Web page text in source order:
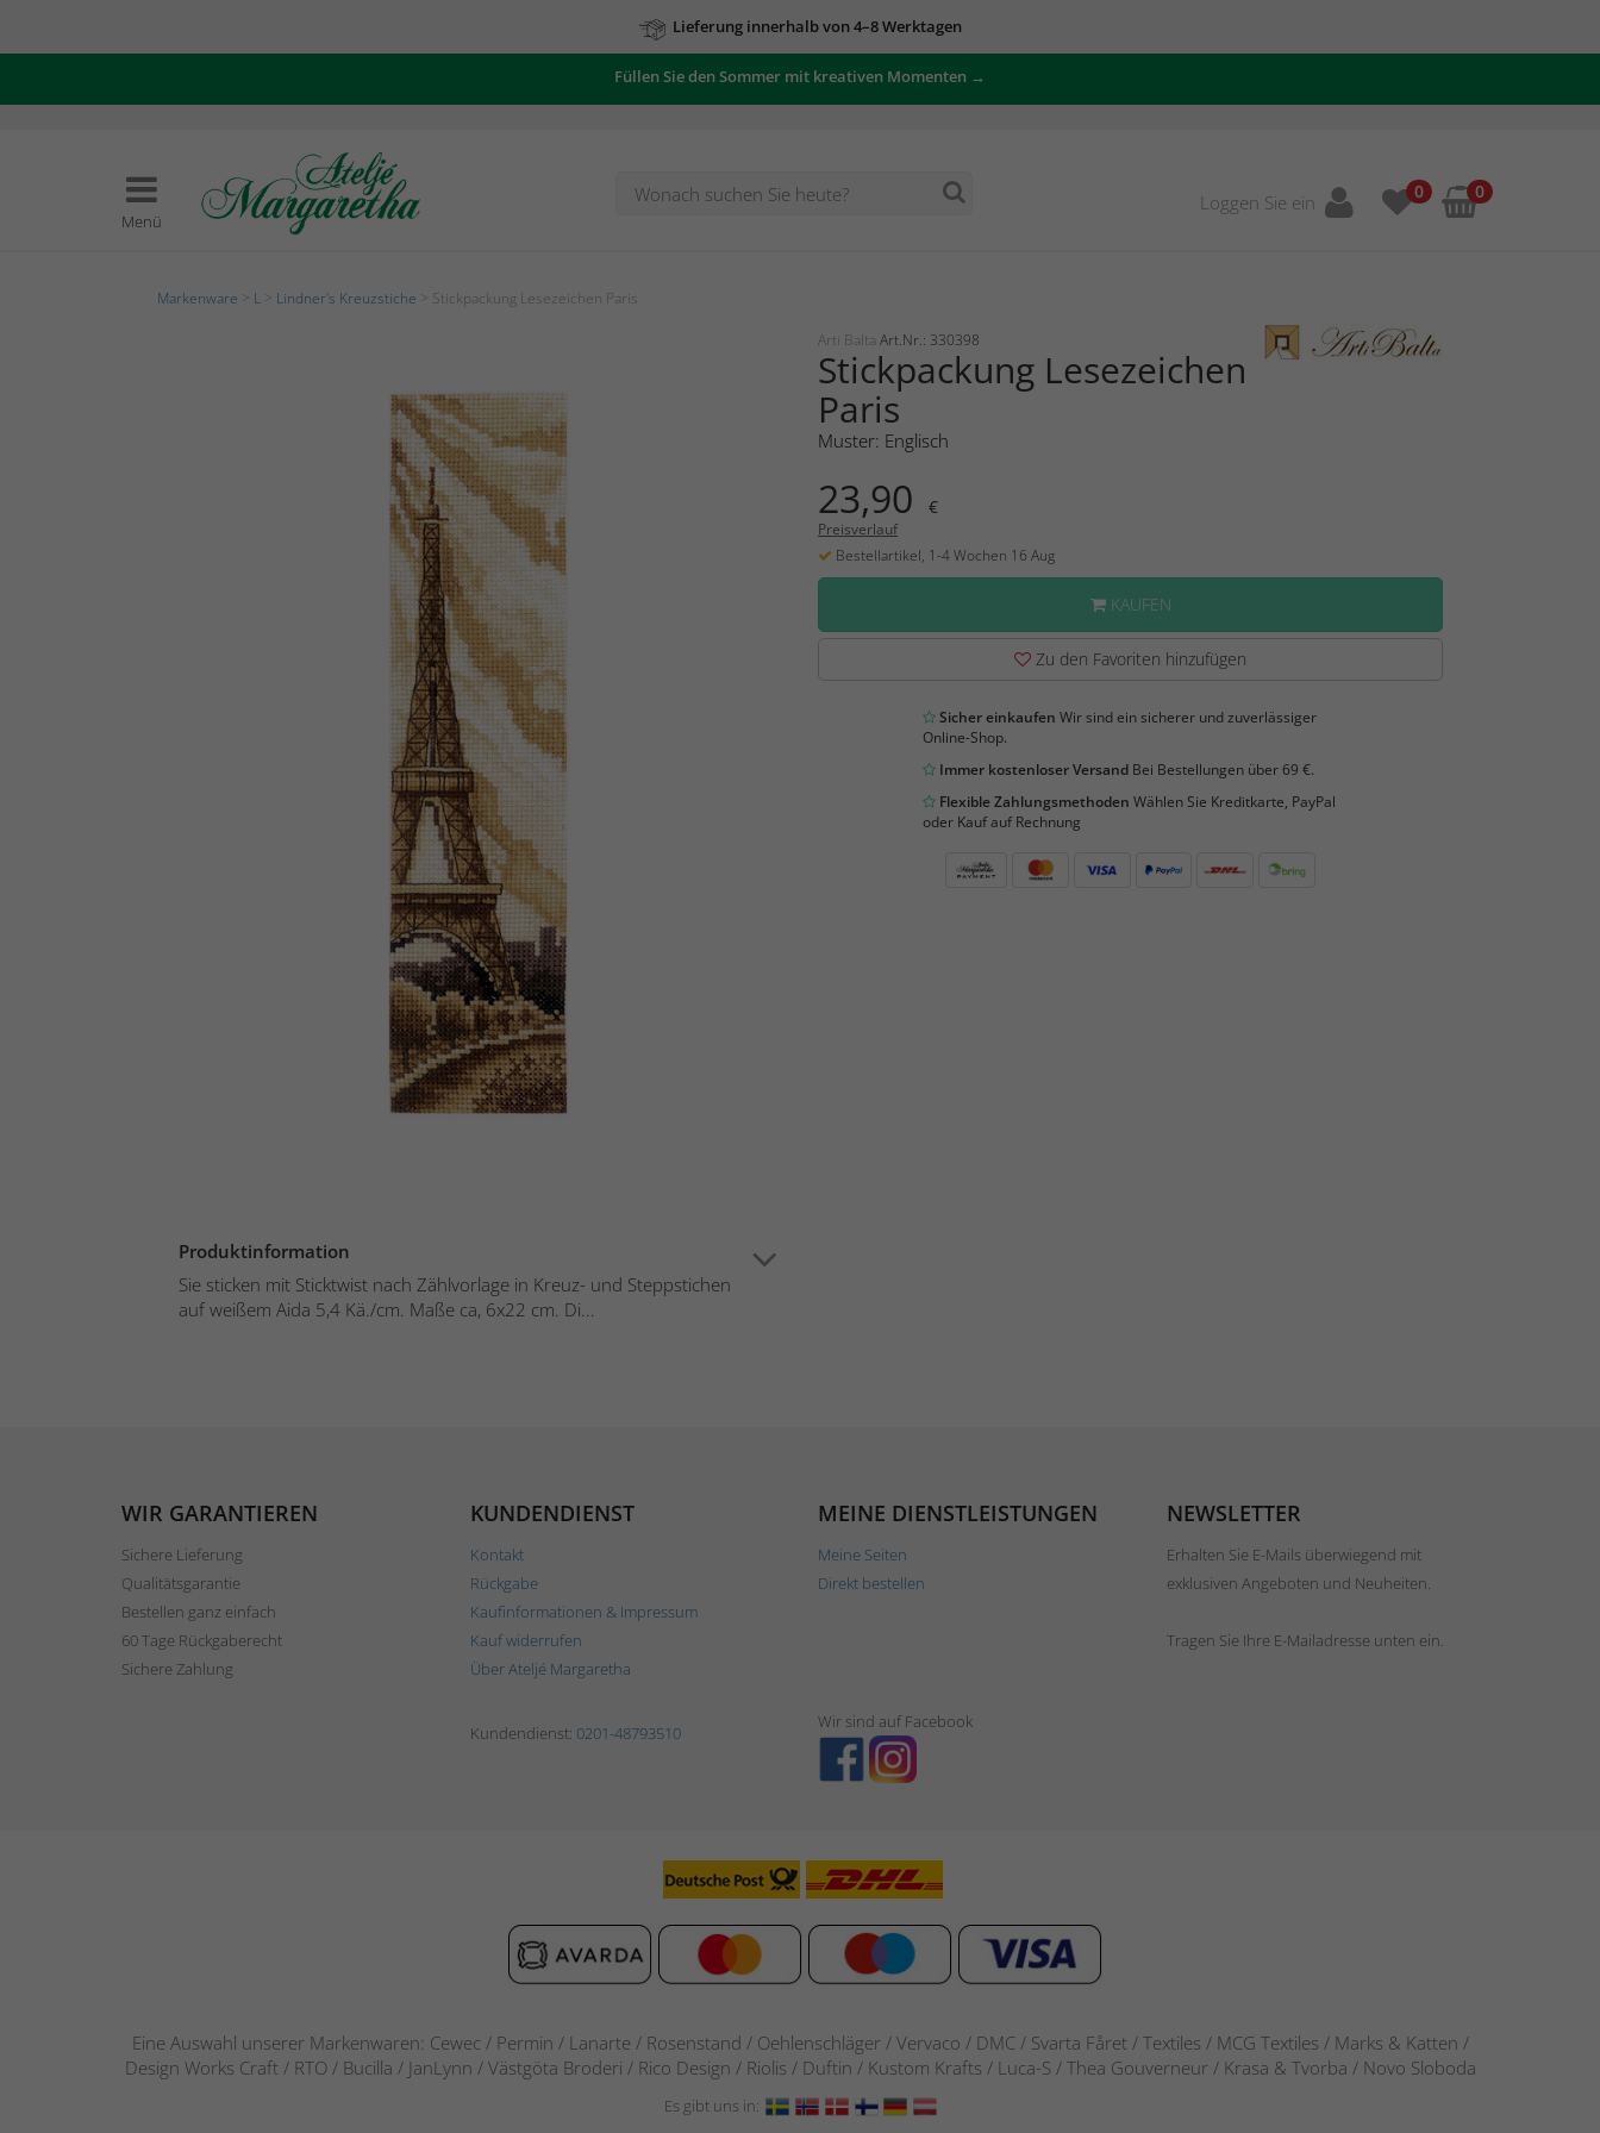
Lieferung innerhalb von 4–8 Werktagen
Füllen Sie den Sommer mit kreativen Momenten →
Menü
Loggen Sie ein 0 0
Markenware L Lindner's Kreuzstiche > Stickpackung Lesezeichen Paris
Produktinformation
Sie sticken mit Sticktwist nach Zählvorlage in Kreuz- und Steppstichen
auf weißem Aida 5,4 Kä./cm. Maße ca, 6x22 cm. Di...
Arti Balta Art.Nr.: 330398
Stickpackung Lesezeichen
Paris
Muster: Englisch
23,90 €
Preisverlauf
Bestellartikel, 1-4 Wochen 16 Aug
KAUFEN
Zu den Favoriten hinzufügen
Sicher einkaufen Wir sind ein sicherer und zuverlässiger
Online-Shop.
Immer kostenloser VersandBei Bestellungen über 69 €.
Flexible Zahlungsmethoden Wählen Sie Kreditkarte, PayPal
oder Kauf auf Rechnung
WIR GARANTIEREN
Sichere Lieferung
Qualitätsgarantie
Bestellen ganz einfach
60 Tage Rückgaberecht
Sichere Zahlung
KUNDENDIENST
Kontakt
Rückgabe
Kaufinformationen & Impressum
Kauf widerrufen
Über Ateljé Margaretha
MEINE DIENSTLEISTUNGEN
Meine Seiten
Direkt bestellen
NEWSLETTER
Erhalten Sie E-Mails überwiegend mit
exklusiven Angeboten und Neuheiten.
Tragen Sie Ihre E-Mailadresse unten ein.
Kundendienst: 0201-48793510
Wir sind auf Facebook
Eine Auswahl unserer Markenwaren: Cewec / Permin / Lanarte / Rosenstand / Oehlenschläger / Vervaco / DMC / Svarta Fåret / Textiles / MCG Textiles / Marks & Katten /
Design Works Craft / RTO / Bucilla / JanLynn / Västgöta Broderi / Rico Design / Riolis / Duftin / Kustom Krafts / Luca-S / Thea Gouverneur / Krasa & Tvorba / Novo Sloboda
Es gibt uns in: